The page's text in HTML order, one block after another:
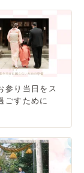
り当日をス
ごすために